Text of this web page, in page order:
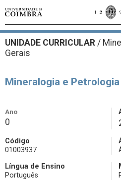
UNIDADE CURRICULAR /
Gerais
Mineralogia e Petrologia
Ano
0
Código
01003937
Língua de Ensino
Português